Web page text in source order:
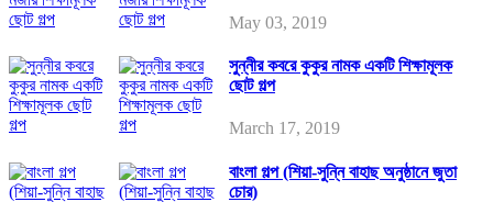
May 03, 2019
সুন্নীর কবরে কুকুর নামক একটি শিক্ষামূলক
ছোট গল্প
March 17, 2019
বাংলা গল্প (শিয়া-সুন্নি বাহাছ অনুষ্ঠানে জুতা
চোর)